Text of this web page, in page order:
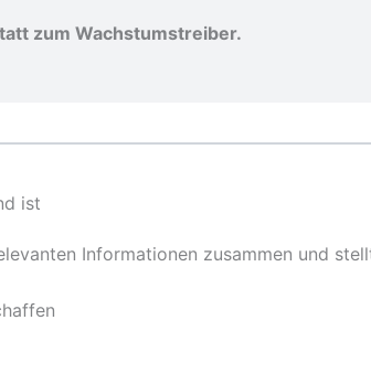
zum Wachstumstreiber.
ist
Informationen zusammen und